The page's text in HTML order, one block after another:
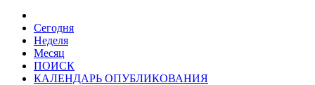
Сегодня
Неделя
Месяц
ПОИСК
КАЛЕНДАРЬ ОПУБЛИКОВАНИЯ